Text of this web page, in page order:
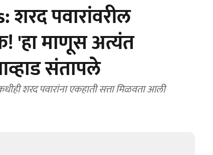
पवारांवरील
'हा माणूस अत्यंत
संतापले